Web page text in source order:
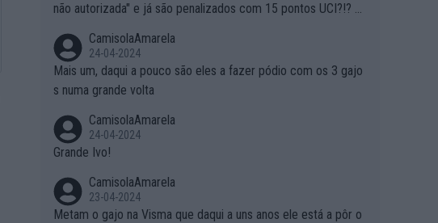
não autorizada" e já são penalizados com 15 pontos UCI?!? S
entende... Mas penalizar os atletas retirando-lhes pontos??? Is
to é roubar na secretaria o que os atletas conquistam na estra
da!
CamisolaAmarela
24-04-2024
Mais um, daqui a pouco são eles a fazer pódio com os 3 gajo
s numa grande volta
CamisolaAmarela
24-04-2024
Grande Ivo!
CamisolaAmarela
23-04-2024
Metam o gajo na Visma que daqui a uns anos ele está a pôr o